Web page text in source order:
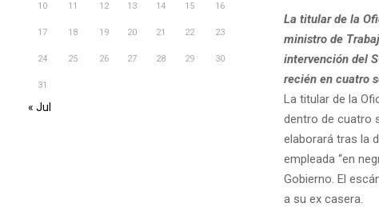
La titular de la
ministro de
intervención del
recién en cuatro
La titular de la
dentro de cuatro
elaborará tras la
empleada “en
Gobierno. El
a su ex casera.
10 11 12 13 14 15 16
17 18 19 20 21 22 23
24 25 26 27 28 29 30
31
« Jul